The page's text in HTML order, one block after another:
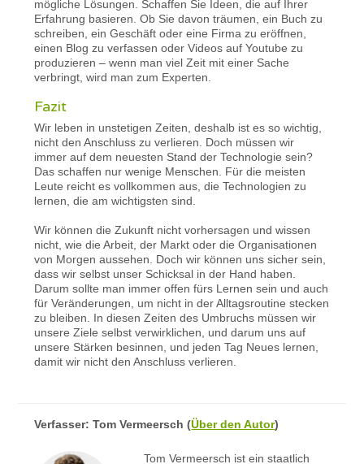
mögliche Lösungen. Schaffen Sie Ideen, die auf Ihrer
Erfahrung basieren. Ob Sie davon träumen, ein Buch zu
schreiben, ein Geschäft oder eine Firma zu eröffnen,
einen Blog zu verfassen oder Videos auf Youtube zu
produzieren – wenn man viel Zeit mit einer Sache
verbringt, wird man zum Experten.
Fazit
Wir leben in unstetigen Zeiten, deshalb ist es so wichtig,
nicht den Anschluss zu verlieren. Doch müssen wir
immer auf dem neuesten Stand der Technologie sein?
Das schaffen nur wenige Menschen. Für die meisten
Leute reicht es vollkommen aus, die Technologien zu
lernen, die am wichtigsten sind.
Wir können die Zukunft nicht vorhersagen und wissen
nicht, wie die Arbeit, der Markt oder die Organisationen
von Morgen aussehen. Doch wir können uns sicher sein,
dass wir selbst unser Schicksal in der Hand haben.
Darum sollte man immer offen fürs Lernen sein und auch
für Veränderungen, um nicht in der Alltagsroutine stecken
zu bleiben. In diesen Zeiten des Umbruchs müssen wir
unsere Ziele selbst verwirklichen, und darum uns auf
unsere Stärken besinnen, und jeden Tag Neues lernen,
damit wir nicht den Anschluss verlieren.
Verfasser:Tom Vermeersch (Über den Autor)
Tom Vermeersch ist ein staatlich